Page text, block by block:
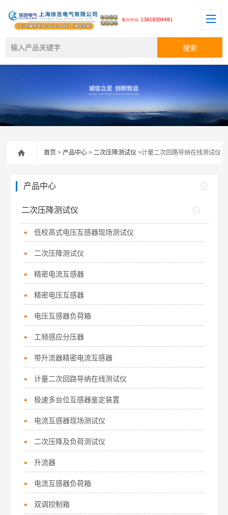
首页 >产品中心 >二次压降测试仪 >计量二次回路导纳在线测试仪
产品中心
二次压降测试仪
低校高式电压互感器现场测试仪
二次压降测试仪
精密电流互感器
精密电压互感器
电压互感器负荷箱
工频感应分压器
带升流器精密电流互感器
计量二次回路导纳在线测试仪
极速多台位互感器鉴定装置
电流互感器现场测试仪
二次压降及负荷测试仪
升流器
电流互感器负荷箱
双调控制箱